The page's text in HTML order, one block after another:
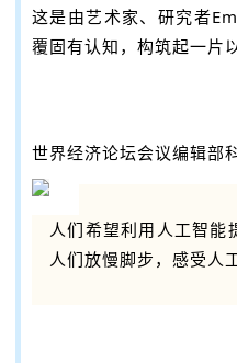
这是由艺术家、研究者
覆固有认知，构筑起一片
世界经济论坛会议编辑部
人们希望利用人工智能
人们放慢脚步，感受人